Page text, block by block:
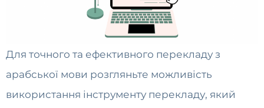
Для точного та ефективного перекладу з
арабської мови розгляньте можливість
використання інструменту перекладу, який